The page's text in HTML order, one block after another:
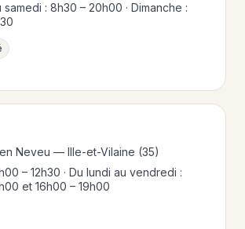
samedi : 8h30 – 20h00 · Dimanche :
Neveu — Ille-et-Vilaine (35)
– 12h30 · Du lundi au vendredi :
et 16h00 – 19h00